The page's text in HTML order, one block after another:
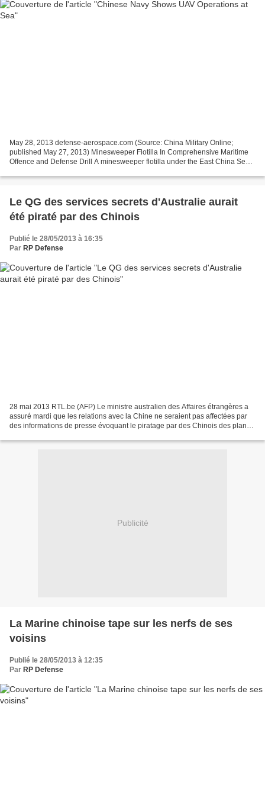
May 28, 2013 defense-aerospace.com (Source: China Military Online;
published May 27, 2013) Minesweeper Flotilla In Comprehensive Maritime
Offence and Defense Drill A minesweeper flotilla under the East China Sea
Le QG des services secrets d'Australie aurait
été piraté par des Chinois
Publié le 28/05/2013 à 16:35
Par RP Defense
28 mai 2013 RTL.be (AFP) Le ministre australien des Affaires étrangères a
assuré mardi que les relations avec la Chine ne seraient pas affectées par
des informations de presse évoquant le piratage par des Chinois des plans
Publicité
La Marine chinoise tape sur les nerfs de ses
voisins
Publié le 28/05/2013 à 12:35
Par RP Defense